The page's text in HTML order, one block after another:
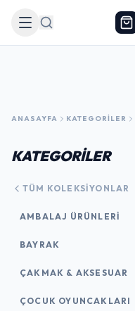
Arama
ANASAYFA KATEGORILER
KATEGORİLER
TÜM KOLEKSIYONLAR
AMBALAJ ÜRÜNLERI
BAYRAK
ÇAKMAK & AKSESUAR
ÇOCUK OYUNCAKLARI